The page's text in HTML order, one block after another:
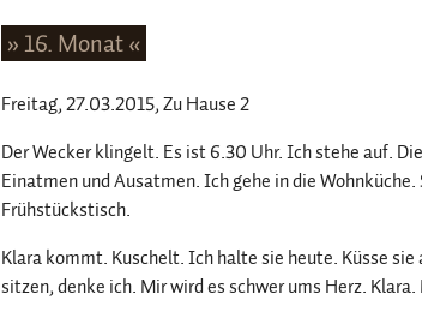
» 16. Monat «
Freitag, 27.03.2015, Zu Hause 2
Der Wecker klingelt. Es ist 6.30 Uhr. Ich stehe auf.
Einatmen und Ausatmen. Ich gehe in die
Frühstückstisch.
Klara kommt. Kuschelt. Ich halte sie heute. Küsse
sitzen, denke ich. Mir wird es schwer ums Herz.